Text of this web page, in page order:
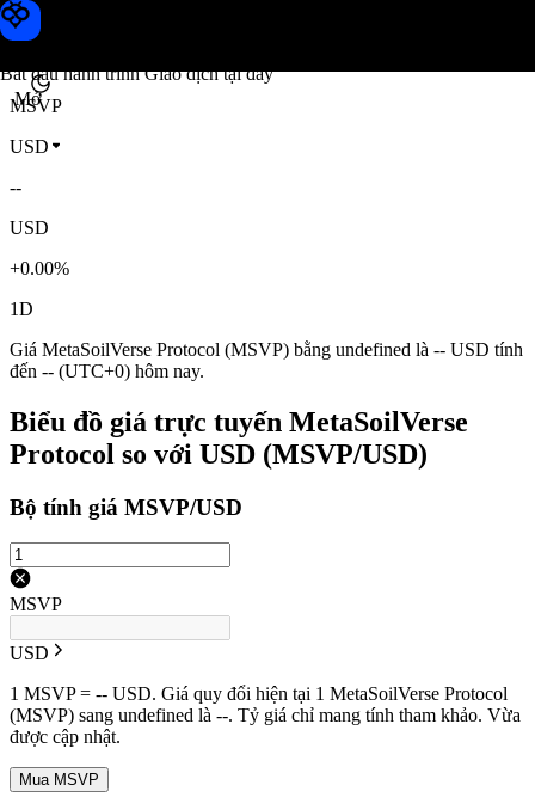
Bắt đầu hành trình Giao dịch tại đây
Mở
Giá MetaSoilVerse Protocol
MSVP
USD
--
USD
+0.00%
1D
Giá MetaSoilVerse Protocol (MSVP) bằng undefined là -- USD tính
đến -- (UTC+0) hôm nay.
Biểu đồ giá trực tuyến MetaSoilVerse
Protocol so với USD (MSVP/USD)
Bộ tính giá MSVP/USD
MSVP
USD
1 MSVP = -- USD. Giá quy đổi hiện tại 1 MetaSoilVerse Protocol
(MSVP) sang undefined là --. Tỷ giá chỉ mang tính tham khảo. Vừa
được cập nhật.
Mua MSVP